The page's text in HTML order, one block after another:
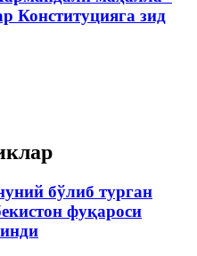
Конституцияга зид
бўлиб турган
фуқароси